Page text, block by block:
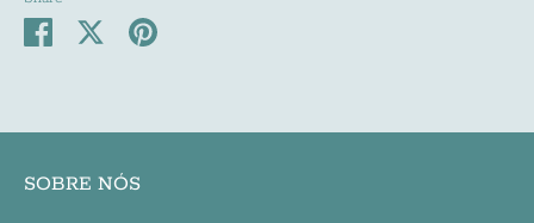
Share SharePin
SOBRE NÓS